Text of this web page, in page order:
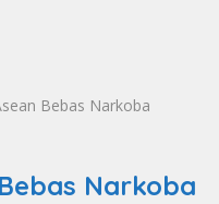
Bebas Narkoba
Narkoba